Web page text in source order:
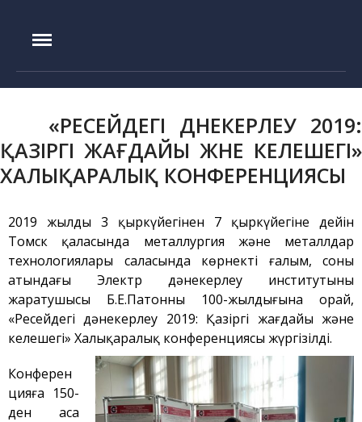
Басты бет
Басшылық
Эксперименттік база
ИГР реакторы
Токамак КТМ
ЛИАНА стенді
ВИКА қондырғысы
EAGLE қондырғысы
ВЧГ-135 стенді
Плазмалық-шоқты
қондырғысы бар стенд
Кешендер
IAE.KZ
«РЕСЕЙДЕГІ ДӘНЕКЕРЛЕУ 2019:
ҚАЗІРГІ ЖАҒДАЙЫ ЖӘНЕ КЕЛЕШЕГІ»
ХАЛЫҚАРАЛЫҚ КОНФЕРЕНЦИЯСЫ
2019 жылдың 3 қыркүйегінен 7 қыркүйегіне дейін
Томск қаласында металлургия және металлдар
технологиялары саласында көрнекті ғалым, соның
атындағы Электр дәнекерлеу институтының
жаратушысы Б.Е.Патонның 100-жылдығына орай,
«Ресейдегі дәнекерлеу 2019: Қазіргі жағдайы және
келешегі» Халықаралық конференциясы жүргізілді.
Конферен
цияға 150-
ден аса